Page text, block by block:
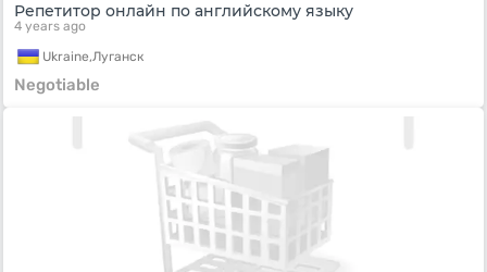
Репетитор онлайн по английскому языку
4 years ago
Ukraine,Луганск
Negotiable